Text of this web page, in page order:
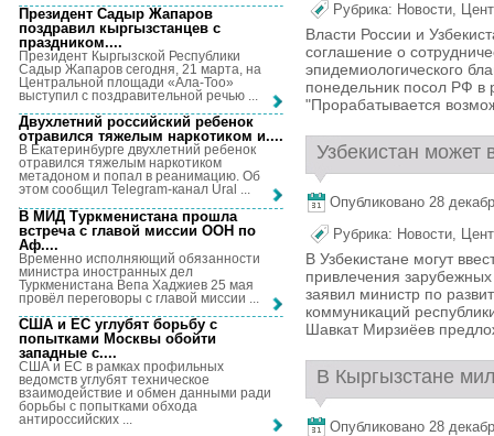
Рубрика: Новости,
Власти России и
соглашение о
эпидемиологического
понедельник посол РФ в
"Прорабатывается
Узбекистан может
Опубликовано 28
Рубрика: Новости,
В Узбекистане могут
привлечения
заявил министр по
коммуникаций
Шавкат Мирзиёев
В Кыргызстане
Опубликовано 28
Президент Садыр Жапаров
поздравил кыргызстанцев с
праздником....
Президент Кыргызской Республики
Садыр Жапаров сегодня, 21 марта, на
Центральной площади «Ала-Тоо»
выступил с поздравительной речью ...
Двухлетний российский ребенок
отравился тяжелым наркотиком и....
В Екатеринбурге двухлетний ребенок
отравился тяжелым наркотиком
метадоном и попал в реанимацию. Об
этом сообщил Telegram-канал Ural ...
В МИД Туркменистана прошла
встреча с главой миссии ООН по
Аф....
Временно исполняющий обязанности
министра иностранных дел
Туркменистана Вепа Хаджиев 25 мая
провёл переговоры с главой миссии ...
США и ЕС углубят борьбу с
попытками Москвы обойти
западные с....
США и ЕС в рамках профильных
ведомств углубят техническое
взаимодействие и обмен данными ради
борьбы с попытками обхода
антироссийских ...